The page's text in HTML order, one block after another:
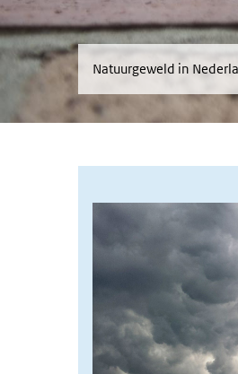
Natuurgeweld in